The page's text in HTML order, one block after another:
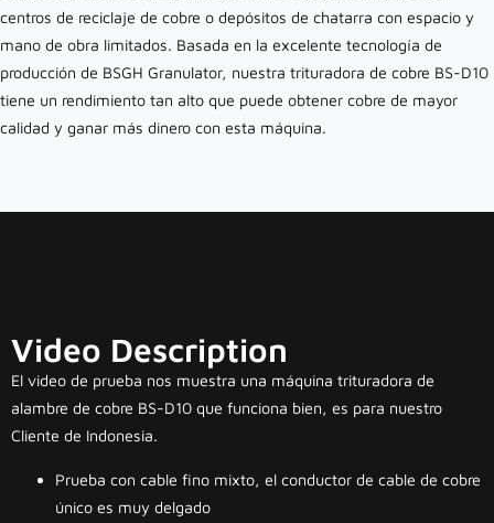
centros de reciclaje de cobre o depósitos de chatarra con espacio y
mano de obra limitados. Basada en la excelente tecnología de
producción de BSGH Granulator, nuestra trituradora de cobre BS-D10
tiene un rendimiento tan alto que puede obtener cobre de mayor
calidad y ganar más dinero con esta máquina.
Video Description
El video de prueba nos muestra una máquina trituradora de
alambre de cobre BS-D10 que funciona bien, es para nuestro
Cliente de Indonesia.
Prueba con cable fino mixto, el conductor de cable de cobre
único es muy delgado